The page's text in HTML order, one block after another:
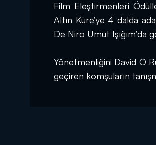
Film Eleştirmenleri
Altın Küre’ye 4 dalda
De Niro Umut Işığım’da
Yönetmenliğini David O
geçiren komşuların